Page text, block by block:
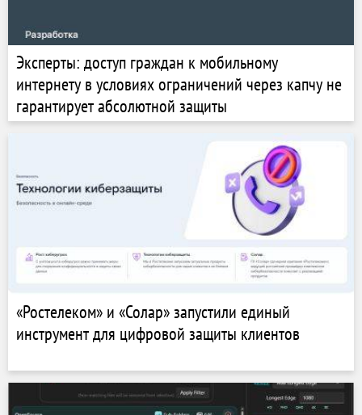
Эксперты: доступ граждан к мобильному
интернету в условиях ограничений через капчу не
гарантирует абсолютной защиты
«Ростелеком» и «Солар» запустили единый
инструмент для цифровой защиты клиентов